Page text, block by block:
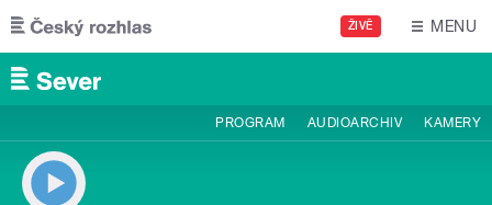
Přejít k hlavnímu obsahu
ŽIVĚ MENU
PROGRAM AUDIOARCHIV KAMERY